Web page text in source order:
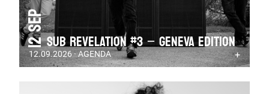
12 SepSUB REVELATION #3 – GENEVA EDITION
12.09.2026 · AGENDA +